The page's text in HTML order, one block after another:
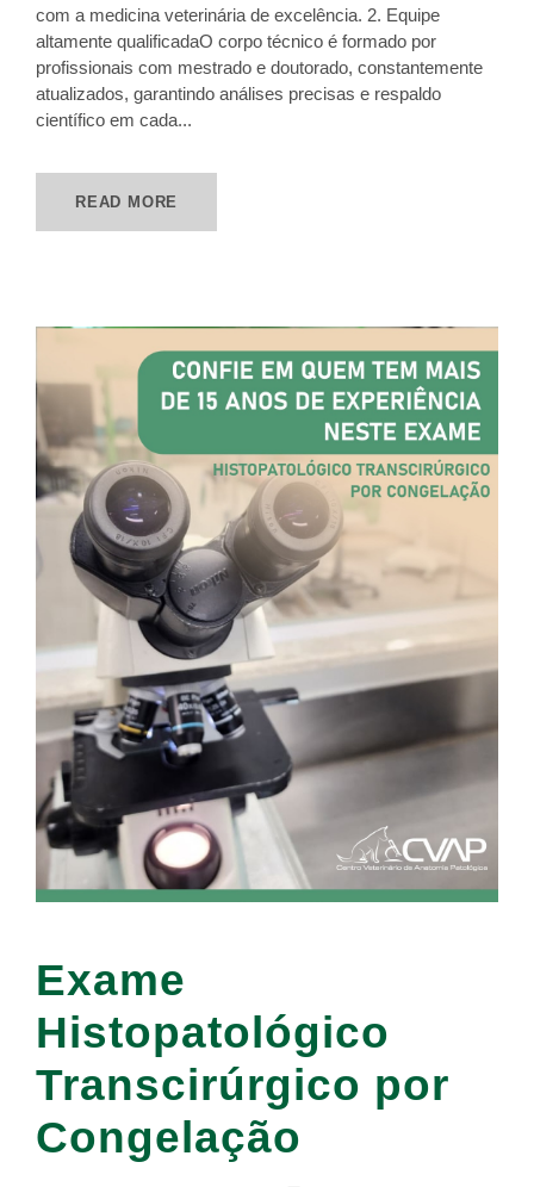
com a medicina veterinária de excelência. 2. Equipe
altamente qualificadaO corpo técnico é formado por
profissionais com mestrado e doutorado, constantemente
atualizados, garantindo análises precisas e respaldo
científico em cada...
READ MORE
Exame
Histopatológico
Transcirúrgico por
Congelação